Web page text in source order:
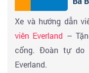
tối)
Đến giờ hẹn xe và
phòng và nghỉ ngơi.
Xe và hướng dẫn
viên Everland –
cổng. Đoàn tự
Everland.